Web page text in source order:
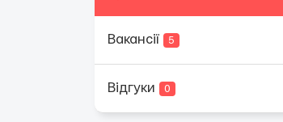
Вакансії 5
Відгуки 0